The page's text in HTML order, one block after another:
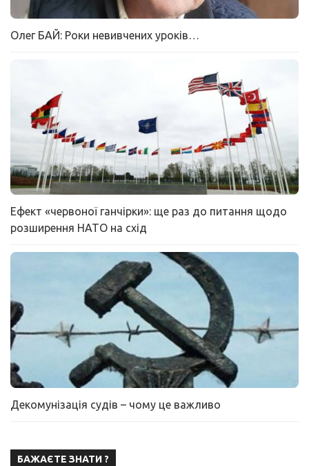
Олег БАЙ: Роки невивчених уроків…
Ефект «червоної ганчірки»: ще раз до питання щодо
розширення НАТО на схід
Декомунізація судів – чому це важливо
БАЖАЄТЕ ЗНАТИ ?